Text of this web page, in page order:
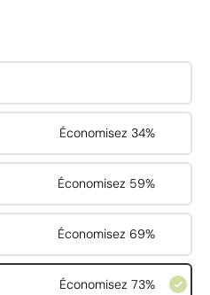
Économisez 34%
Économisez 59%
Économisez 69%
Économisez 73%